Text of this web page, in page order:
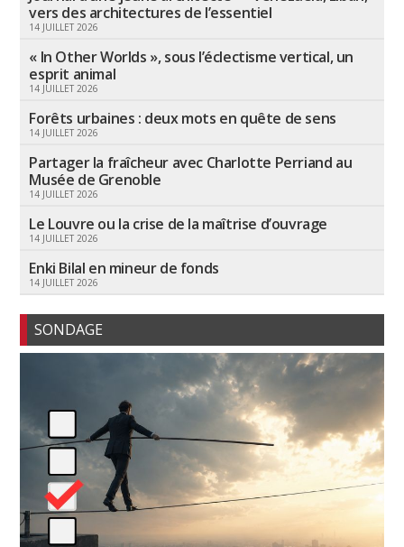
vers des architectures de l’essentiel
14 JUILLET 2026
« In Other Worlds », sous l’éclectisme vertical, un
esprit animal
14 JUILLET 2026
Forêts urbaines : deux mots en quête de sens
14 JUILLET 2026
Partager la fraîcheur avec Charlotte Perriand au
Musée de Grenoble
14 JUILLET 2026
Le Louvre ou la crise de la maîtrise d’ouvrage
14 JUILLET 2026
Enki Bilal en mineur de fonds
14 JUILLET 2026
SONDAGE